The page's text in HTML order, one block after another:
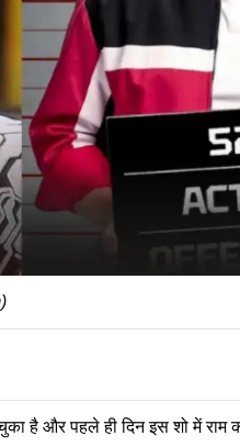
है और पहले ही दिन इस शो में राम